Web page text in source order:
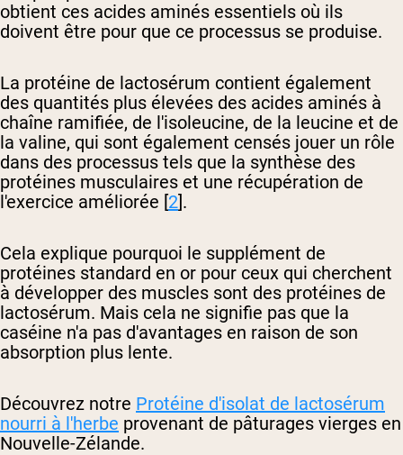
obtient ces acides aminés essentiels où ils
doivent être pour que ce processus se produise.
La protéine de lactosérum contient également
des quantités plus élevées des acides aminés à
chaîne ramifiée, de l'isoleucine, de la leucine et de
la valine, qui sont également censés jouer un rôle
dans des processus tels que la synthèse des
protéines musculaires et une récupération de
l'exercice améliorée [2].
Cela explique pourquoi le supplément de
protéines standard en or pour ceux qui cherchent
à développer des muscles sont des protéines de
lactosérum. Mais cela ne signifie pas que la
caséine n'a pas d'avantages en raison de son
absorption plus lente.
Découvrez notre Protéine d'isolat de lactosérum
nourri à l'herbe provenant de pâturages vierges en
Nouvelle-Zélande.